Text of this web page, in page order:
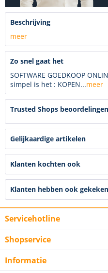
Beschrijving
meer
Zo snel gaat het
SOFTWARE GOEDKOOP
simpel is het : KOPEN...meer
Trusted Shops beoordelingen
Gelijkaardige artikelen
Klanten kochten ook
Klanten hebben ook
Servicehotline
Shopservice
Informatie